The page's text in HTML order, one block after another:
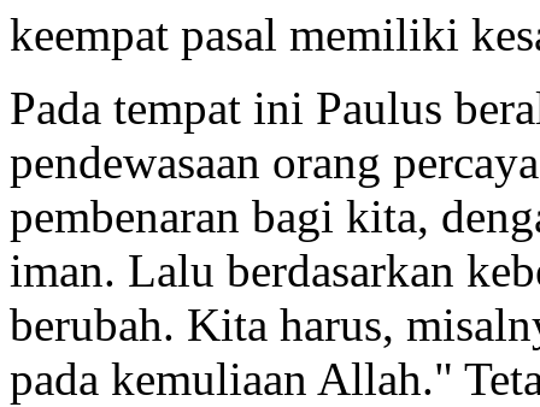
keempat pasal memiliki
Pada tempat ini Paulus
pendewasaan orang
pembenaran bagi kita,
iman. Lalu berdasarkan
berubah. Kita harus,
pada kemuliaan Allah."